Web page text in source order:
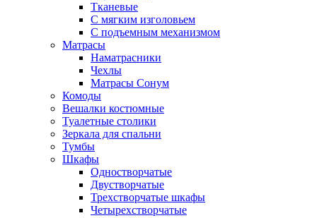
Тканевые
С мягким изголовьем
С подъемным механизмом
Матрасы
Наматрасники
Чехлы
Матрасы Сонум
Комоды
Вешалки костюмные
Туалетные столики
Зеркала для спальни
Тумбы
Шкафы
Одностворчатые
Двустворчатые
Трехстворчатые шкафы
Четырехстворчатые